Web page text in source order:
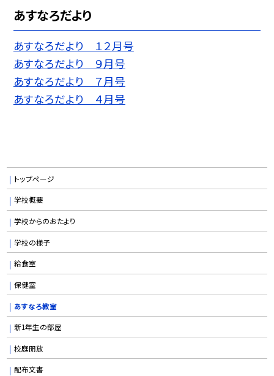
あすなろだより
あすなろだより １２月号
あすなろだより ９月号
あすなろだより ７月号
あすなろだより ４月号
トップページ
学校概要
学校からのおたより
学校の様子
給食室
保健室
あすなろ教室
新1年生の部屋
校庭開放
配布文書